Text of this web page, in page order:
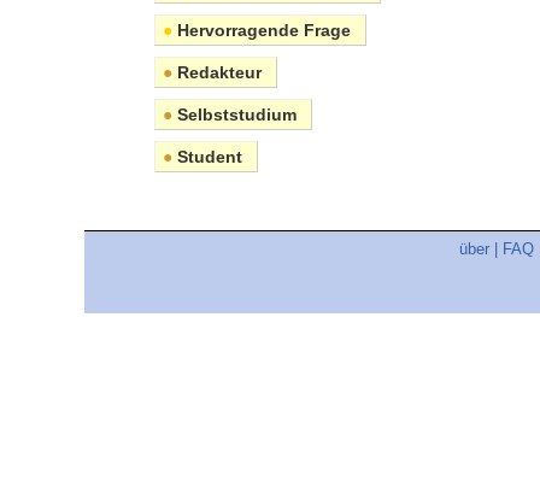
● Hervorragende Frage
● Redakteur
● Selbststudium
● Student
über FAQ